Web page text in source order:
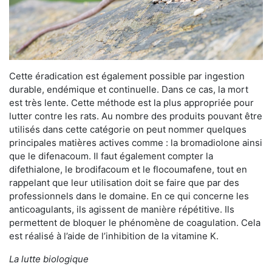
Cette éradication est également possible par ingestion
durable, endémique et continuelle. Dans ce cas, la mort
est très lente. Cette méthode est la plus appropriée pour
lutter contre les rats. Au nombre des produits pouvant être
utilisés dans cette catégorie on peut nommer quelques
principales matières actives comme : la bromadiolone ainsi
que le difenacoum. Il faut également compter la
difethialone, le brodifacoum et le flocoumafene, tout en
rappelant que leur utilisation doit se faire que par des
professionnels dans le domaine. En ce qui concerne les
anticoagulants, ils agissent de manière répétitive. Ils
permettent de bloquer le phénomène de coagulation. Cela
est réalisé à l’aide de l’inhibition de la vitamine K.
La lutte biologique